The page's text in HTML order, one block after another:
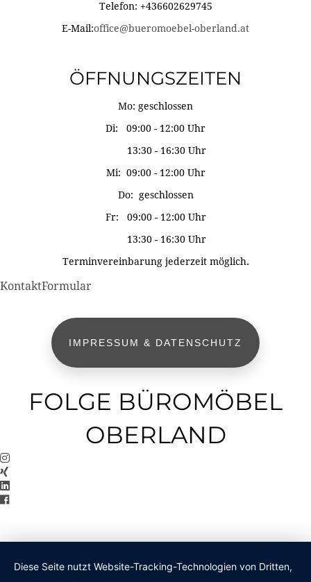
Telefon: +436602629745
E-Mail:office@bueromoebel-oberland.at
ÖFFNUNGSZEITEN
Mo: geschlossen
Di: 09:00 - 12:00 Uhr
13:30 - 16:30 Uhr
Mi: 09:00 - 12:00 Uhr
Do: geschlossen
Fr: 09:00 - 12:00 Uhr
13:30 - 16:30 Uhr
Terminvereinbarung jederzeit möglich.
KontaktFormular
IMPRESSUM & DATENSCHUTZ
FOLGE BÜROMÖBEL
OBERLAND
Diese Seite nutzt Website-Tracking-Technologien von Dritten,